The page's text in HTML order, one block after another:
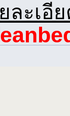
ละเอี